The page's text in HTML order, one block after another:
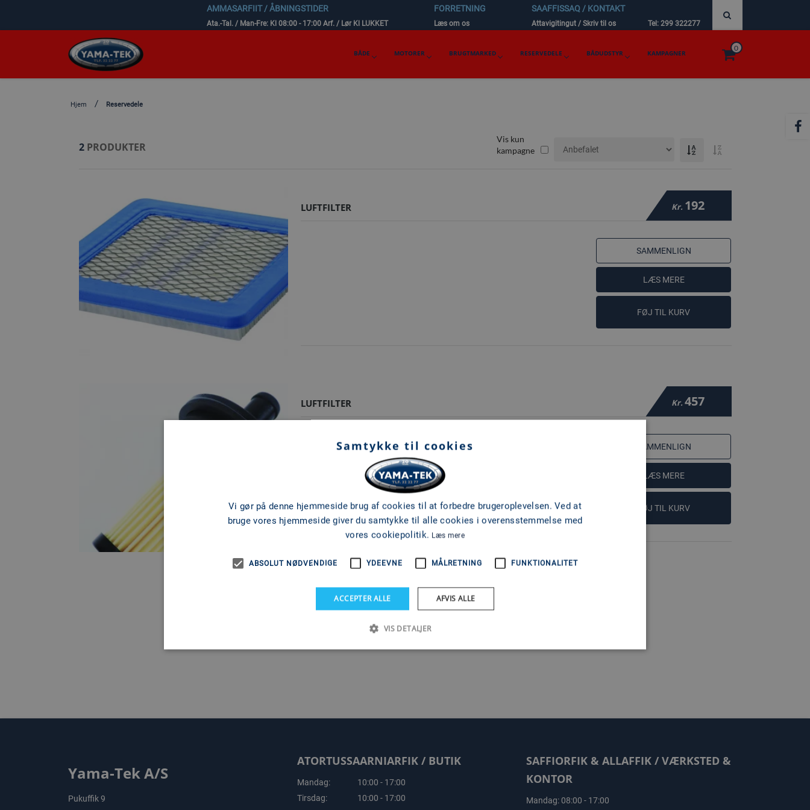
AMMASARFIIT / ÅBNINGSTIDER
Ata.-Tal. / Man-Fre: Kl 08:00 - 17:00 Arf. / Lør Kl LUKKET
FORRETNING
Læs om os
SAAFFISSAQ / KONTAKT
Attavigitingut / Skriv til os Tel: 299 322277
BÅDE MOTORER BRUGTMARKED RESERVEDELE BÅDUDSTYR KAMPAGNER
0
Hjem Reservedele
2PRODUKTER
Vis kun
kampagne
LUFTFILTER Kr. 192
SAMMENLIGN
LÆS MERE
FØJ TIL KURV
LUFTFILTER Kr. 457
SAMMENLIGN
LÆS MERE
FØJ TIL KURV
Yama-Tek A/S
Pukuffik 9
ATORTUSSAARNIARFIK / BUTIK
Mandag:
10:00 - 17:00
Tirsdag:
10:00 - 17:00
SAFFIORFIK & ALLAFFIK / VÆRKSTED &
KONTOR
Mandag: 08:00 - 17:00
Samtykke til cookies
Vi gør på denne hjemmeside brug af cookies til at forbedre brugeroplevelsen. Ved at
bruge vores hjemmeside giver du samtykke til alle cookies i overensstemmelse med
vores cookiepolitik. Læs mere
ABSOLUT NØDVENDIGE YDEEVNE MÅLRETNING FUNKTIONALITET
ACCEPTER ALLE AFVIS ALLE
VIS DETALJER